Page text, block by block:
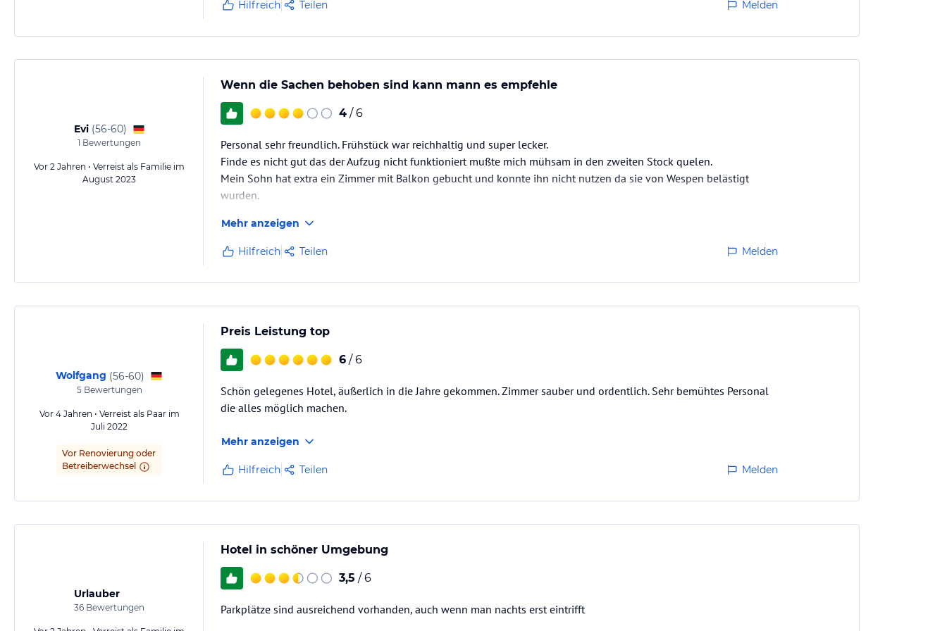
Verrückte Palme
Alle ansehen
Schwaben Park
4,6
(7.662)
Freizeitpark in KaisersbachGeöffnet
Tickets
Dienste
Verzeichnis
Über
Bewertungen aus dem Web
3,9/5
Groupon
4,7/5
Parkerlebnis.de
3,9/5
34 Ergebnisse
Hilfreich Teilen Melden
Evi (56-60)
1 Bewertungen
Vor 2 Jahren • Verreist als Familie im
August 2023
Wenn die Sachen behoben sind kann mann es empfehle
4 / 6
Personal sehr freundlich. Frühstück war reichhaltig und super lecker.
Finde es nicht gut das der Aufzug nicht funktioniert mußte mich mühsam in den zweiten Stock quelen.
Mein Sohn hat extra ein Zimmer mit Balkon gebucht und konnte ihn nicht nutzen da sie von Wespen belästigt
wurden.
Mehr anzeigen
Hilfreich Teilen Melden
Wolfgang (56-60)
5Bewertungen
Vor 4 Jahren • Verreist als Paar im
Juli 2022
Vor Renovierung oder
Betreiberwechsel
Preis Leistung top
6 / 6
Schön gelegenes Hotel, äußerlich in die Jahre gekommen. Zimmer sauber und ordentlich. Sehr bemühtes Personal
die alles möglich machen.
Mehr anzeigen
Hilfreich Teilen Melden
Urlauber
36 Bewertungen
Hotel in schöner Umgebung
3,5 / 6
Parkplätze sind ausreichend vorhanden, auch wenn man nachts erst eintrifft